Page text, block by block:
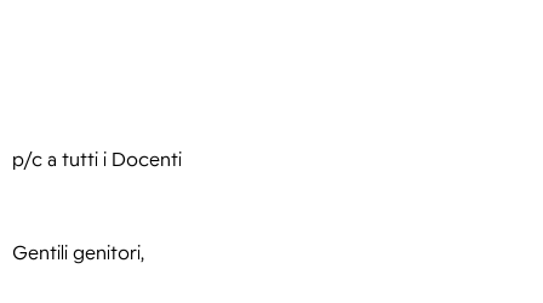
p/c a tutti i Docenti
Gentili genitori,